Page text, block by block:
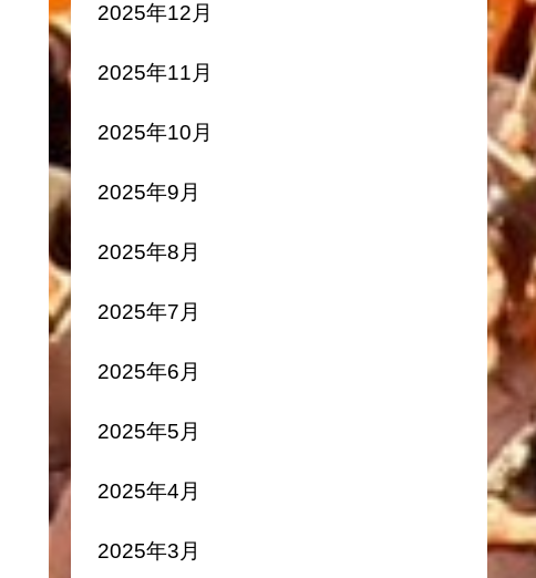
2025年12月
2025年11月
2025年10月
2025年9月
2025年8月
2025年7月
2025年6月
2025年5月
2025年4月
2025年3月